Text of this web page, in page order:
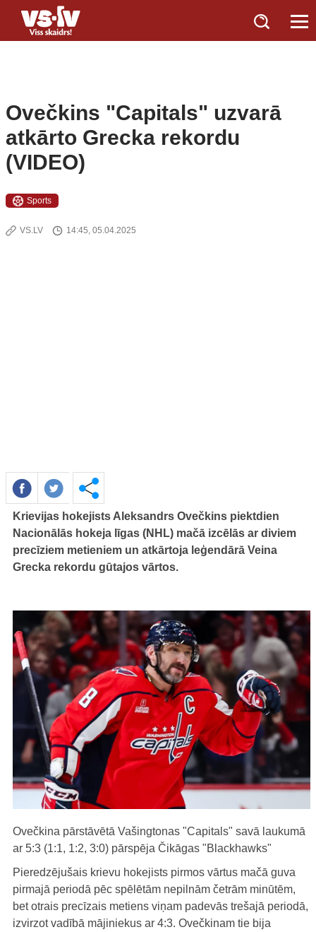
Ovečkins "Capitals" uzvarā
atkārto Grecka rekordu
(VIDEO)
Sports
VS.LV 14:45, 05.04.2025
Krievijas hokejists Aleksandrs Ovečkins piektdien
Nacionālās hokeja līgas (NHL) mačā izcēlās ar diviem
precīziem metieniem un atkārtoja leģendārā Veina
Grecka rekordu gūtajos vārtos.
Ovečkina pārstāvētā Vašingtonas "Capitals" savā laukumā
ar 5:3 (1:1, 1:2, 3:0) pārspēja Čikāgas "Blackhawks"
Pieredzējušais krievu hokejists pirmos vārtus mačā guva
pirmajā periodā pēc spēlētām nepilnām četrām minūtēm,
bet otrais precīzais metiens viņam padevās trešajā periodā,
izvirzot vadībā mājiniekus ar 4:3. Ovečkinam tie bija